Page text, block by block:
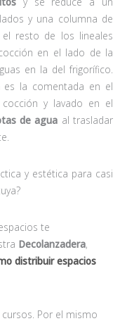
y una columna de
resto de los lineales
en el lado de la
en la del frigorífico.
es la comentada en el
y lavado en el
de agua al trasladar
y estética para casi
te
Decolanzadera,
distribuir espacios
Por el mismo